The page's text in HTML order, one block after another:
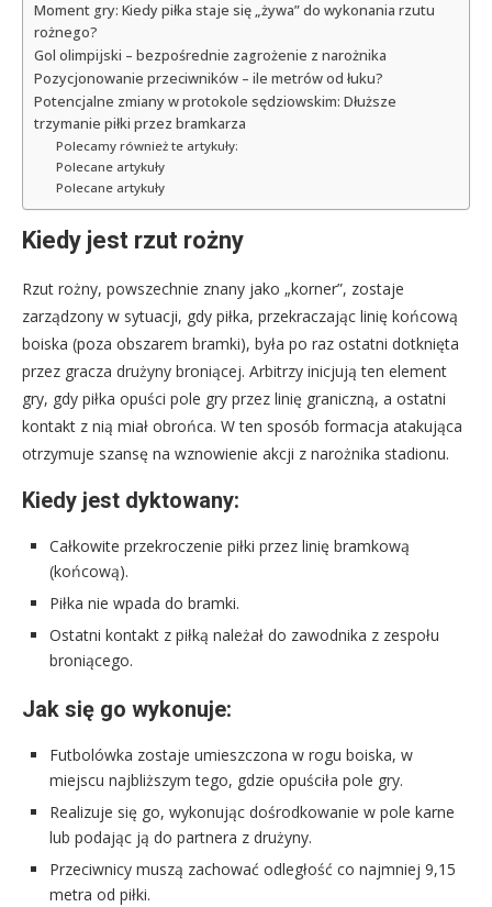
Moment gry: Kiedy piłka staje się „żywa” do wykonania rzutu
rożnego?
Gol olimpijski – bezpośrednie zagrożenie z narożnika
Pozycjonowanie przeciwników – ile metrów od łuku?
Potencjalne zmiany w protokole sędziowskim: Dłuższe
trzymanie piłki przez bramkarza
Polecamy również te artykuły:
Polecane artykuły
Polecane artykuły
Kiedy jest rzut rożny
Rzut rożny, powszechnie znany jako „korner”, zostaje
zarządzony w sytuacji, gdy piłka, przekraczając linię końcową
boiska (poza obszarem bramki), była po raz ostatni dotknięta
przez gracza drużyny broniącej. Arbitrzy inicjują ten element
gry, gdy piłka opuści pole gry przez linię graniczną, a ostatni
kontakt z nią miał obrońca. W ten sposób formacja atakująca
otrzymuje szansę na wznowienie akcji z narożnika stadionu.
Kiedy jest dyktowany:
Całkowite przekroczenie piłki przez linię bramkową
(końcową).
Piłka nie wpada do bramki.
Ostatni kontakt z piłką należał do zawodnika z zespołu
broniącego.
Jak się go wykonuje:
Futbolówka zostaje umieszczona w rogu boiska, w
miejscu najbliższym tego, gdzie opuściła pole gry.
Realizuje się go, wykonując dośrodkowanie w pole karne
lub podając ją do partnera z drużyny.
Przeciwnicy muszą zachować odległość co najmniej 9,15
metra od piłki.